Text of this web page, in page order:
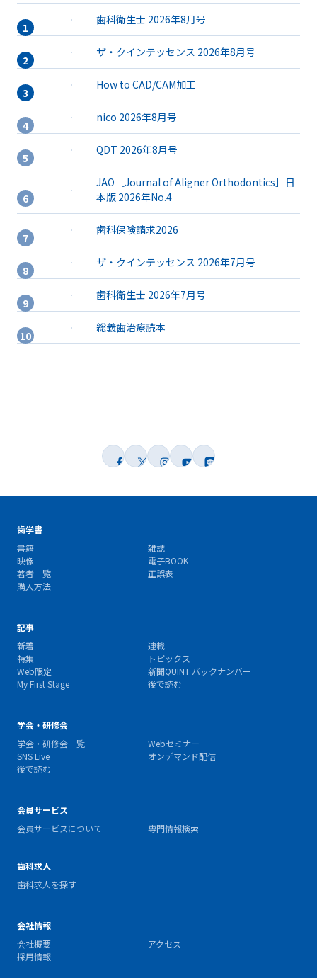
歯科衛生士 2026年8月号
ザ・クインテッセンス 2026年8月号
How to CAD/CAM加工
nico 2026年8月号
QDT 2026年8月号
JAO［Journal of Aligner Orthodontics］日
本版 2026年No.4
歯科保険請求2026
ザ・クインテッセンス 2026年7月号
歯科衛生士 2026年7月号
総義歯治療読本
歯学書
書籍
雑誌
映像
電子BOOK
著者一覧
正誤表
購入方法
記事
新着
連載
特集
トピックス
Web限定
新聞QUINT バックナンバー
My First Stage
後で読む
学会・研修会
学会・研修会一覧
Webセミナー
SNS Live
オンデマンド配信
後で読む
会員サービス
会員サービスについて
専門情報検索
歯科求人
歯科求人を探す
会社情報
会社概要
アクセス
採用情報